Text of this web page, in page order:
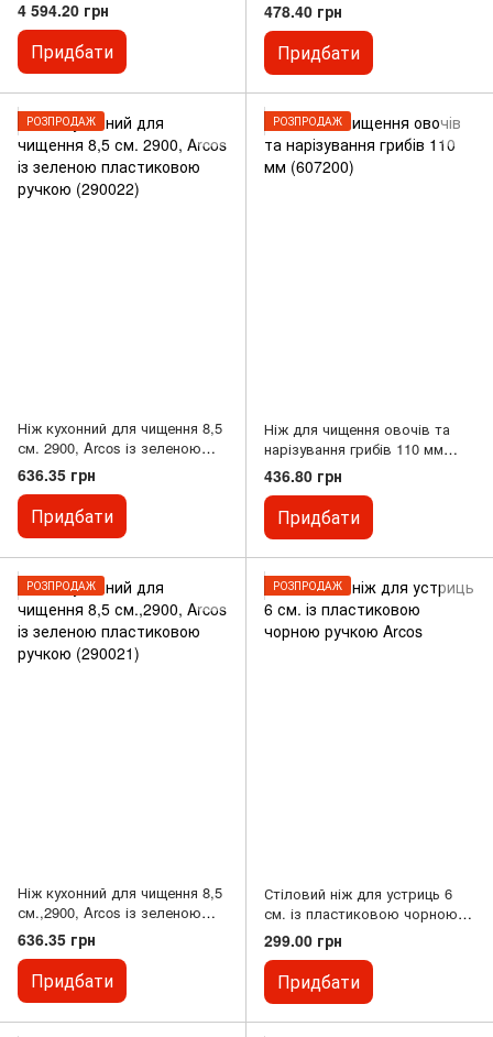
4 594.20 грн
Придбати
478.40 грн
Придбати
РОЗПРОДАЖ
Ніж кухонний для чищення 8,5
см. 2900, Arcos із зеленою
пластиковою ручкою (290022)
636.35 грн
Придбати
РОЗПРОДАЖ
Ніж для чищення овочів та
нарізування грибів 110 мм
(607200)
436.80 грн
Придбати
РОЗПРОДАЖ
Ніж кухонний для чищення 8,5
см.,2900, Arcos із зеленою
пластиковою ручкою (290021)
636.35 грн
Придбати
РОЗПРОДАЖ
Стіловий ніж для устриць 6
см. із пластиковою чорною
ручкою Arcos
299.00 грн
Придбати